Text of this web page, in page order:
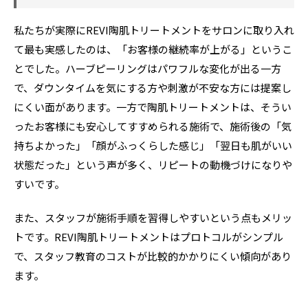
私たちが実際にREVI陶肌トリートメントをサロンに取り入れ
て最も実感したのは、「お客様の継続率が上がる」というこ
とでした。ハーブピーリングはパワフルな変化が出る一方
で、ダウンタイムを気にする方や刺激が不安な方には提案し
にくい面があります。一方で陶肌トリートメントは、そうい
ったお客様にも安心してすすめられる施術で、施術後の「気
持ちよかった」「顔がふっくらした感じ」「翌日も肌がいい
状態だった」という声が多く、リピートの動機づけになりや
すいです。
また、スタッフが施術手順を習得しやすいという点もメリッ
トです。REVI陶肌トリートメントはプロトコルがシンプル
で、スタッフ教育のコストが比較的かかりにくい傾向があり
ます。